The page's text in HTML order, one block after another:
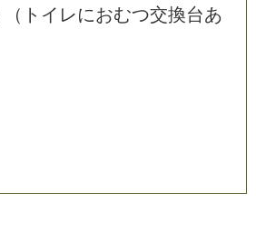
（トイレにおむつ交換台あ